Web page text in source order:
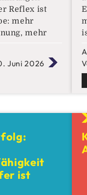
Reflex ist
mehr
mehr
nicht
komplex.
lassen
Juni 2026
ist